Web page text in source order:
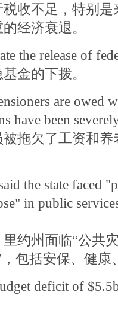
收不足，特别
经济衰退。
the release of
金的下拨。
are owed
have been
拖欠了工资和
the state faced
in public
约州面临“公共
包括安保、健康
deficit of